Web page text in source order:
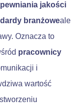
jakości
branżoweale
Oznacza to
pracownicy
i
wartość